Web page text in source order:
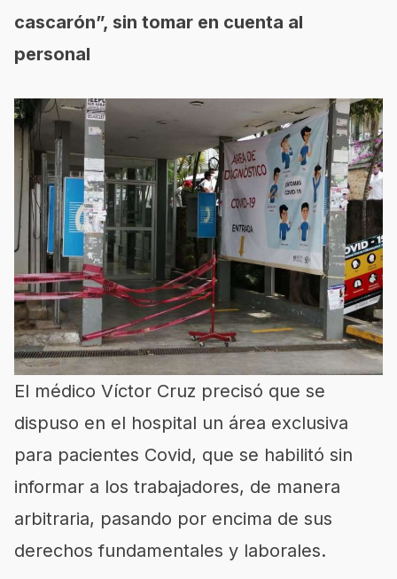
cascarón”, sin tomar en cuenta al
personal
El médico Víctor Cruz precisó que se
dispuso en el hospital un área exclusiva
para pacientes Covid, que se habilitó sin
informar a los trabajadores, de manera
arbitraria, pasando por encima de sus
derechos fundamentales y laborales.